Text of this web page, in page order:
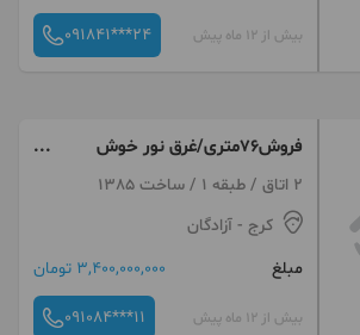
بیش از 12 ماه پیش 091841***24
فروش۷۶متری/غرق نور خوش
نقشه/اردلان۲
2 اتاق / طبقه 1 / ساخت 1385
کرج - آزادگان
مبلغ
3,400,000,000 تومان
بیش از 12 ماه پیش 091084***11